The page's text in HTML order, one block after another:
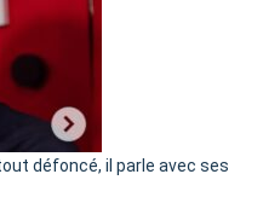
secrète
«
C’est
défoncé, il parle avec ses